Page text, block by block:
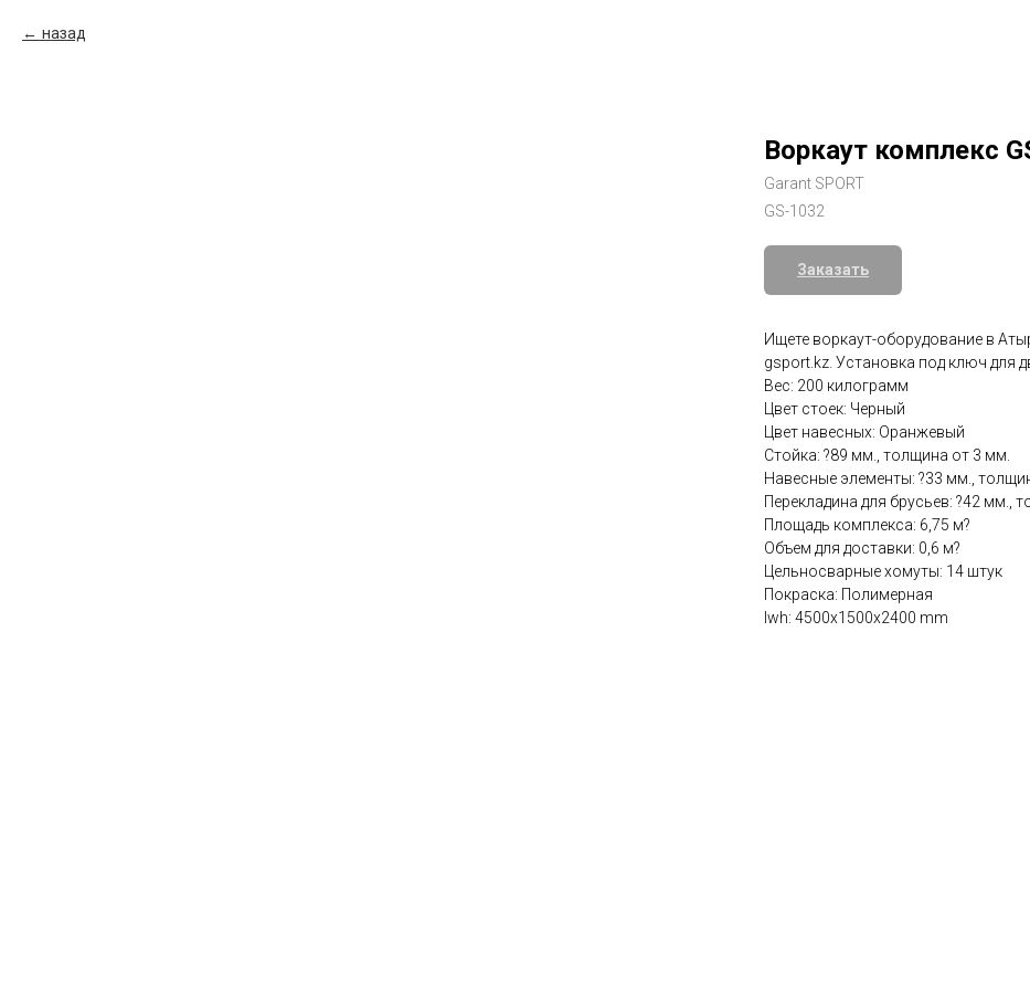
назад
Воркаут комплекс
Garant SPORT
GS-1032
Заказать
Ищете воркаут-оборудование в
gsport.kz. Установка под ключ для
Вес: 200 килограмм
Цвет стоек: Черный
Цвет навесных: Оранжевый
Стойка: ?89 мм., толщина от 3 мм.
Навесные элементы: ?33 мм.,
Перекладина для брусьев: ?42 мм.,
Площадь комплекса: 6,75 м?
Объем для доставки: 0,6 м?
Цельносварные хомуты: 14 штук
Покраска: Полимерная
lwh: 4500x1500x2400 mm